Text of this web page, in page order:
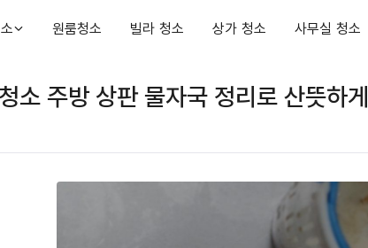
원룸청소 빌라 청소 상가 청소 사무실 청소
소 주방 상판 물자국 정리로 산뜻하게